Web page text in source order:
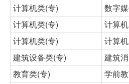
计算机类(专)
数字
计算机类(专)
计算
计算机类(专)
计算
建筑设备类(专)
建筑
教育类(专)
学前